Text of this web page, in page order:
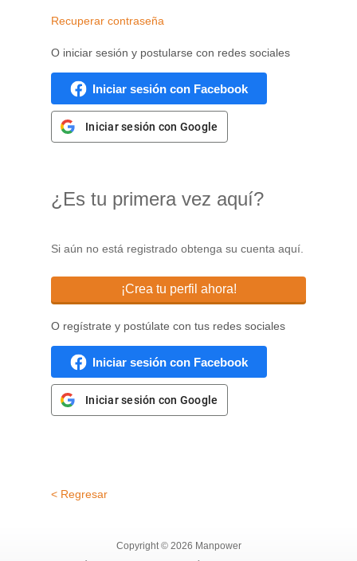
Recuperar contraseña
O iniciar sesión y postularse con redes sociales
Iniciar sesión con Facebook
Iniciar sesión con Google
¿Es tu primera vez aquí?
Si aún no está registrado obtenga su cuenta aquí.
¡Crea tu perfil ahora!
O regístrate y postúlate con tus redes sociales
Iniciar sesión con Facebook
Iniciar sesión con Google
< Regresar
Copyright © 2026 Manpower